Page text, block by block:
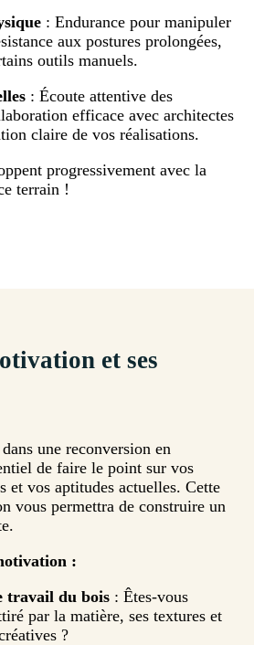
: Endurance pour manipuler
aux postures prolongées,
outils manuels.
: Écoute attentive des
efficace avec architectes
claire de vos réalisations.
progressivement avec la
terrain !
et ses
une reconversion en
de faire le point sur vos
et vos aptitudes actuelles. Cette
vous permettra de construire un
:
travail du bois : Êtes-vous
par la matière, ses textures et
?